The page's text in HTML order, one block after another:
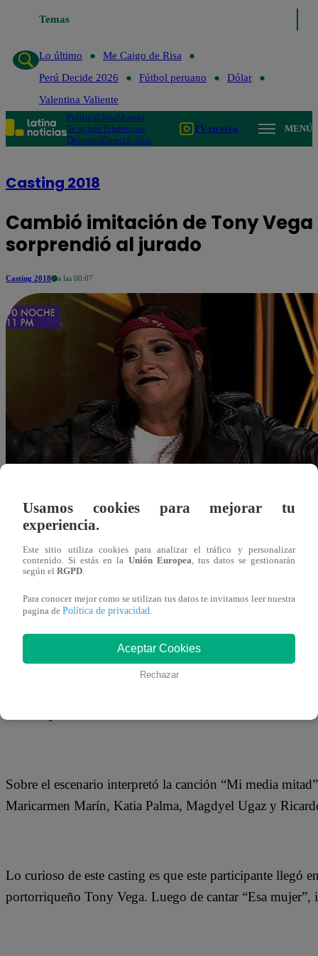
Temas
Lo último
Me Caigo de Risa
Perú Decide 2026
Fútbol peruano
Dólar
Valentina Valiente
PolíticaLimaMundo
Te ayudoTendencias
DeportesEspectáculos
TV en vivo MENÚ
Casting 2018
Cambió imitación de Tony Vega
sorprendió al jurado
Casting 2018 a las 00:07
26 de octubre 2018
Sobre el escenario interpretó la canción “Mi media
Maricarmen Marín, Katia Palma, Magdyel Ugaz y
Lo curioso de este casting es que este participante llegó
portorriqueño Tony Vega. Luego de cantar “Esa
Usamos cookies para mejorar tu
experiencia.
Este sitio utiliza cookies para analizar el tráfico y personalizar
contenido. Si estás en la Unión Europea , tus datos se gestionarán
según el RGPD
Para conocer mejor como se utilizan tus datos te invitamos leer nuestra
pagina de Política de privacidad
Aceptar Cookies
Rechazar